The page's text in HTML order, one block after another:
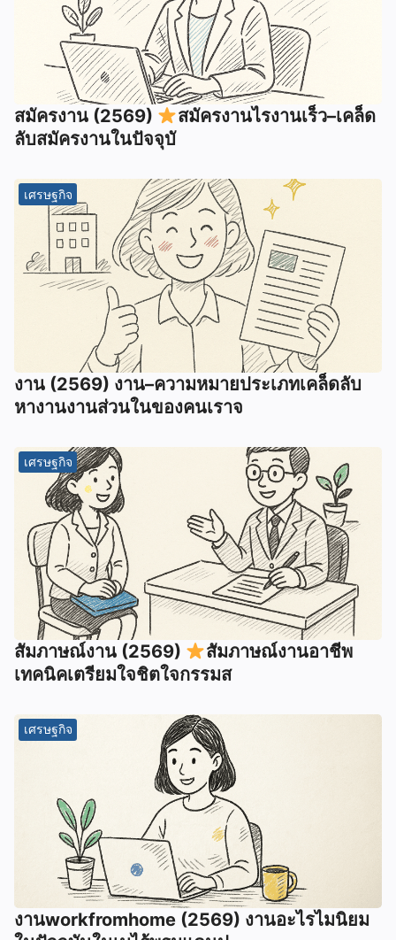
สมัครงาน (2569)
สมัครงานไรงานเร็ว–เคล็ด
ลับสมัครงานในปัจจุบั
เศรษฐกิจ
งาน (2569) งาน–ความหมายประเภทเคล็ดลับ
หางานงานส่วนในของคนเราจ
เศรษฐกิจ
สัมภาษณ์งาน (2569)
สัมภาษณ์งานอาชีพ
เทคนิคเตรียมใจชิตใจกรรมส
เศรษฐกิจ
งานworkfromhome (2569) งานอะไรไมนิยม